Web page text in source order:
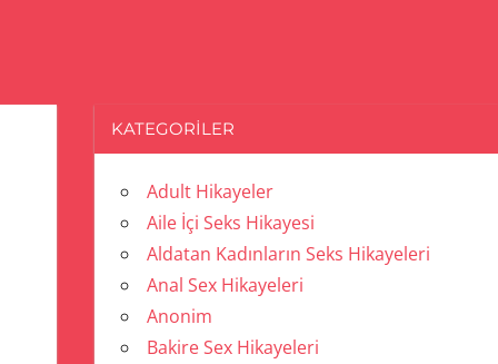
KATEGORILER
Adult Hikayeler
Aile İçi Seks Hikayesi
Aldatan Kadınların Seks Hikayeleri
Anal Sex Hikayeleri
Anonim
Bakire Sex Hikayeleri